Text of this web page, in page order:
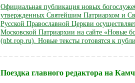
Официальная публикация новых
утвержденных Святейшим Патриархом и
Русской Православной Церкви
Московской Патриархии на сайте «Новые
(nbt.rop.ru). Новые тексты готовятся к
Поездка главного редактора на